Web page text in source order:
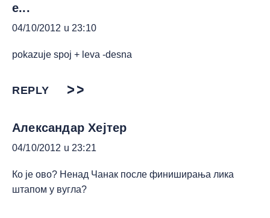
e...
04/10/2012 u 23:10
pokazuje spoj + leva -desna
REPLY
Александар Хејтер
04/10/2012 u 23:21
Ко је ово? Ненад Чанак после финиширања лика
штапом у вугла?